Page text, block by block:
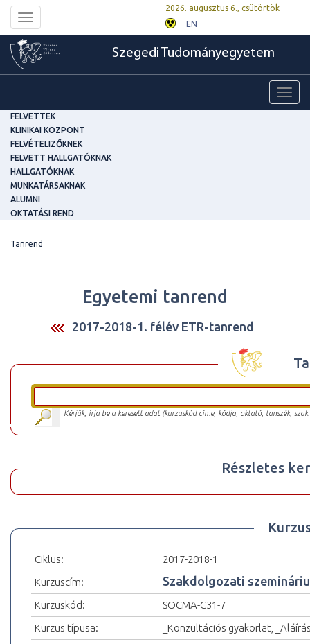
Toggle
navigation
2026. augusztus 6., csütörtök
EN
Szegedi Tudományegyetem
FELVETTEK
KLINIKAI KÖZPONT
FELVÉTELIZŐKNEK
FELVETT HALLGATÓKNAK
HALLGATÓKNAK
MUNKATÁRSAKNAK
ALUMNI
OKTATÁSI REND
Tanrend
Egyetemi tanrend
2017-2018-1. félév ETR-tanrend
Kérjük, írja be a keresett adat (kurzuskód címe, kódja, oktató, tanszék,
Részletes
Ciklus:
2017-2018-1
Kurzuscím:
Szakdolgozati
Kurzuskód:
SOCMA-C31-7
Kurzus típusa:
_Konzultációs gyakorlat,